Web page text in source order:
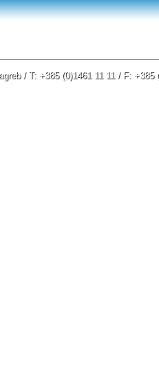
/ T: +385 (0)1461 11 11 / F: